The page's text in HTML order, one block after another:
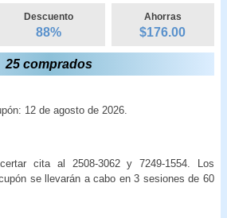
Descuento
88%
Ahorras
$176.00
25 comprados
12 de agosto de 2026.
cita al 2508-3062 y 7249-1554. Los
se llevarán a cabo en 3 sesiones de 60